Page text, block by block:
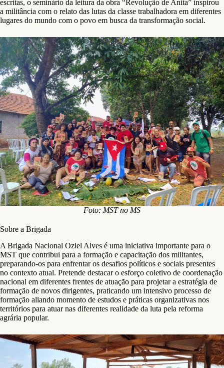
escritas, o seminário da leitura da obra “Revolução de Anita” inspirou
a militância com o relato das lutas da classe trabalhadora em diferentes
lugares do mundo com o povo em busca da transformação social.
Foto: MST no MS
Sobre a Brigada
A Brigada Nacional Oziel Alves é uma iniciativa importante para o
MST que contribui para a formação e capacitação dos militantes,
preparando-os para enfrentar os desafios políticos e sociais presentes
no contexto atual. Pretende destacar o esforço coletivo de coordenação
nacional em diferentes frentes de atuação para projetar a estratégia de
formação de novos dirigentes, praticando um intensivo processo de
formação aliando momento de estudos e práticas organizativas nos
territórios para atuar nas diferentes realidade da luta pela reforma
agrária popular.